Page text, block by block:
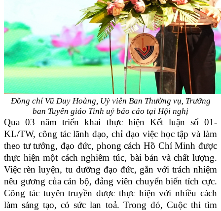
Đồng chí Vũ Duy Hoàng, Uỷ viên Ban Thường vụ, Trưởng
ban Tuyên giáo Tỉnh uỷ báo cáo tại Hội nghị
Qua 03 năm triển khai thực hiện Kết luận số 01-
KL/TW, công tác lãnh đạo, chỉ đạo việc học tập và làm
theo tư tưởng, đạo đức, phong cách Hồ Chí Minh được
thực hiện một cách nghiêm túc, bài bản và chất lượng.
Việc rèn luyện, tu dưỡng đạo đức, gắn với trách nhiệm
nêu gương của cán bộ, đảng viên chuyển biến tích cực.
Công tác tuyên truyền được thực hiện với nhiều cách
làm sáng tạo, có sức lan toả. Trong đó, Cuộc thi tìm